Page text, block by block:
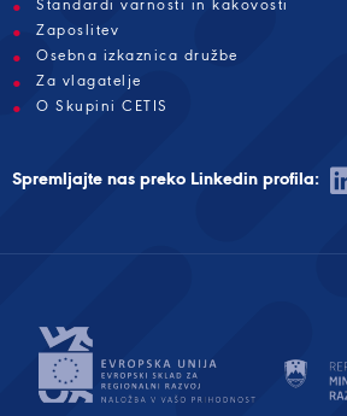
Standardi varnosti in kakovosti
Zaposlitev
Osebna izkaznica družbe
Za vlagatelje
O Skupini CETIS
Spremljajte nas preko Linkedin profila: